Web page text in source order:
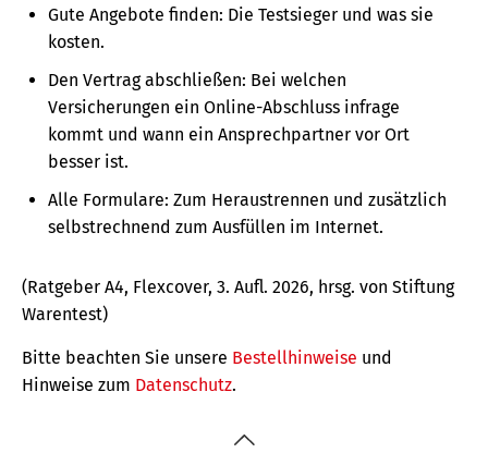
Gute Angebote finden: Die Testsieger und was sie
kosten.
Den Vertrag abschließen: Bei welchen
Versicherungen ein Online-Abschluss infrage
kommt und wann ein Ansprechpartner vor Ort
besser ist.
Alle Formulare: Zum Heraustrennen und zusätzlich
selbstrechnend zum Ausfüllen im Internet.
(Ratgeber A4, Flexcover, 3. Aufl. 2026, hrsg. von Stiftung
Warentest)
Bitte beachten Sie unsere Bestellhinweise und
Hinweise zum Datenschutz.